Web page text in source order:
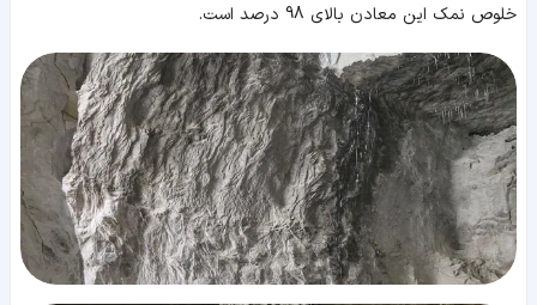
خلوص نمک این معادن بالای 98 درصد است.